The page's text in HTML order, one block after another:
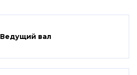
Ведущий вал